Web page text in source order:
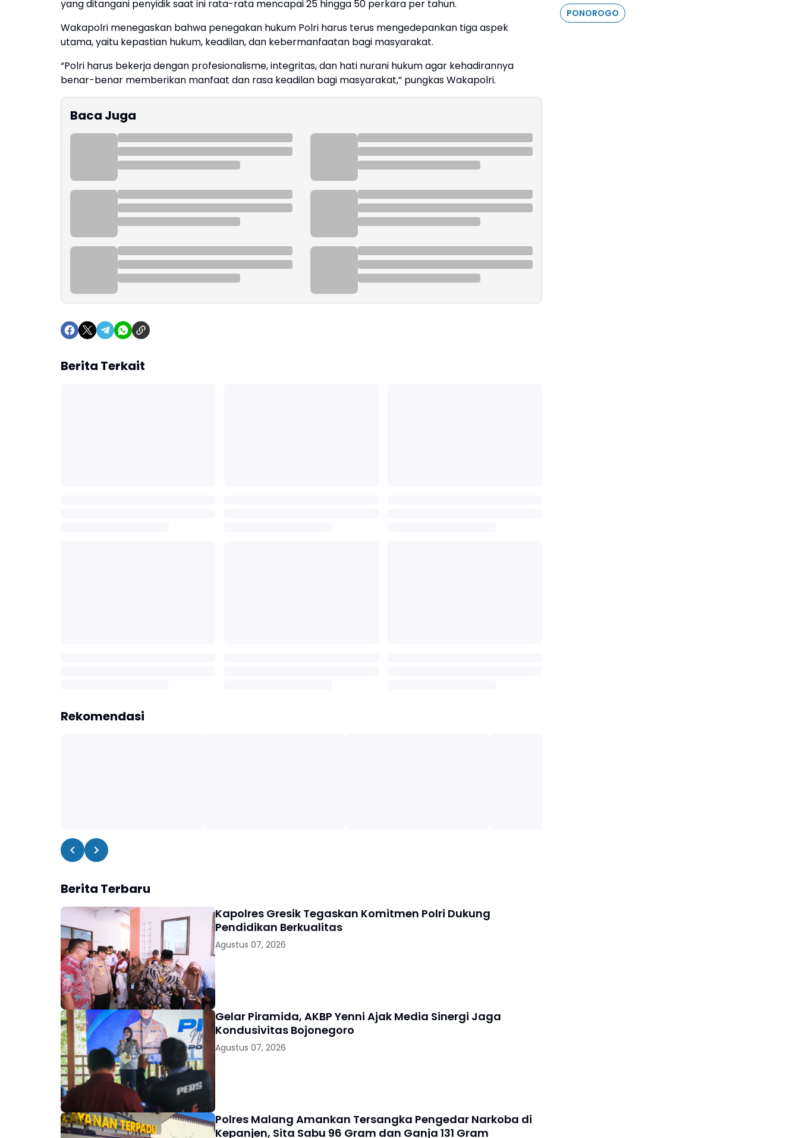
yang ditangani penyidik saat ini rata-rata mencapai 25 hingga 50 perkara per tahun.
Wakapolri menegaskan bahwa penegakan hukum Polri harus terus mengedepankan tiga aspek
utama, yaitu kepastian hukum, keadilan, dan kebermanfaatan bagi masyarakat.
“Polri harus bekerja dengan profesionalisme, integritas, dan hati nurani hukum agar kehadirannya
benar-benar memberikan manfaat dan rasa keadilan bagi masyarakat,” pungkas Wakapolri.
Baca Juga
Berita Terkait
Rekomendasi
Berita Terbaru
Kapolres Gresik Tegaskan Komitmen Polri Dukung
Pendidikan Berkualitas
Agustus 07, 2026
Gelar Piramida, AKBP Yenni Ajak Media Sinergi Jaga
Kondusivitas Bojonegoro
Agustus 07, 2026
Polres Malang Amankan Tersangka Pengedar Narkoba di
Kepanjen, Sita Sabu 96 Gram dan Ganja 131 Gram
PONOROGO